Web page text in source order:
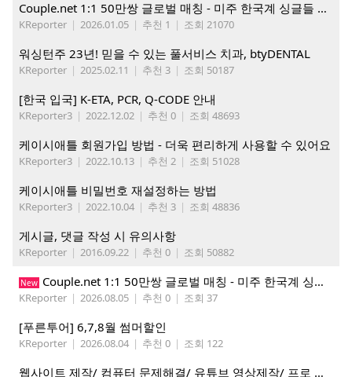
Couple.net 1:1 50만쌍 글로벌 매칭 - 미주 한국계 싱글들 모이세요
KReporter | 2026.01.05 | 추천 1 | 조회 21070
워싱턴주 23년! 믿을 수 있는 풀서비스 치과, btyDENTAL
KReporter | 2025.02.11 | 추천 3 | 조회 50187
[한국 입국] K-ETA, PCR, Q-CODE 안내
KReporter3 | 2022.12.02 | 추천 0 | 조회 48693
케이시애틀 회원가입 방법 - 더욱 편리하게 사용할 수 있어요
KReporter3 | 2022.10.13 | 추천 2 | 조회 51028
케이시애틀 비밀번호 재설정하는 방법
KReporter3 | 2022.10.04 | 추천 3 | 조회 48836
게시글, 댓글 작성 시 유의사항
KReporter | 2016.09.22 | 추천 0 | 조회 50882
New Couple.net 1:1 50만쌍 글로벌 매칭 - 미주 한국계 싱글들 모이세요
KReporter | 2026.08.05 | 추천 0 | 조회 37
[푸른투어] 6,7,8월 썸머할인
KReporter | 2026.08.04 | 추천 0 | 조회 122
웹사이트 제작/ 컴퓨터 문제해결/ 유튜브 영상제작/ 프로 사진촬영